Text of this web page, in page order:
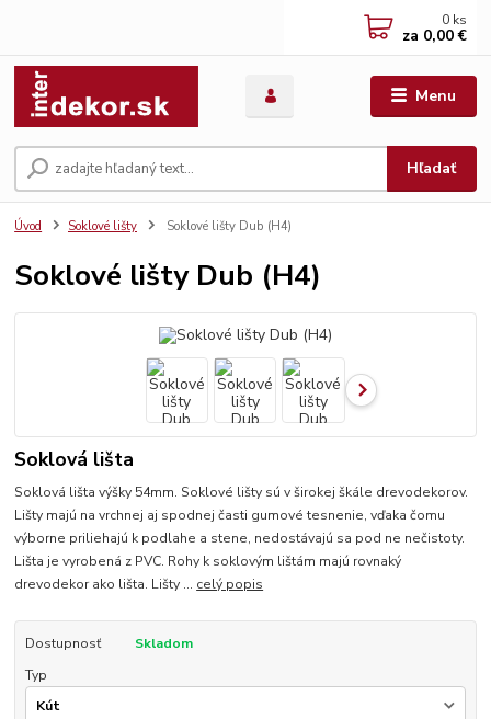
Menu
Hľadať
0 ks
za 0,00 €
Úvod Soklové lišty Soklové lišty Dub (H4)
Soklové lišty Dub (H4)
Soklová lišta
Soklová lišta výšky 54mm. Soklové lišty sú v širokej škále drevodekorov.
Lišty majú na vrchnej aj spodnej časti gumové tesnenie, vďaka čomu
výborne priliehajú k podlahe a stene, nedostávajú sa pod ne nečistoty.
Lišta je vyrobená z PVC. Rohy k soklovým lištám majú rovnaký
drevodekor ako lišta. Lišty ... celý popis
Dostupnosť
Skladom
Typ